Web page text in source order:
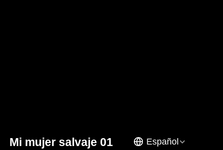
Mi mujer salvaje 01 Español